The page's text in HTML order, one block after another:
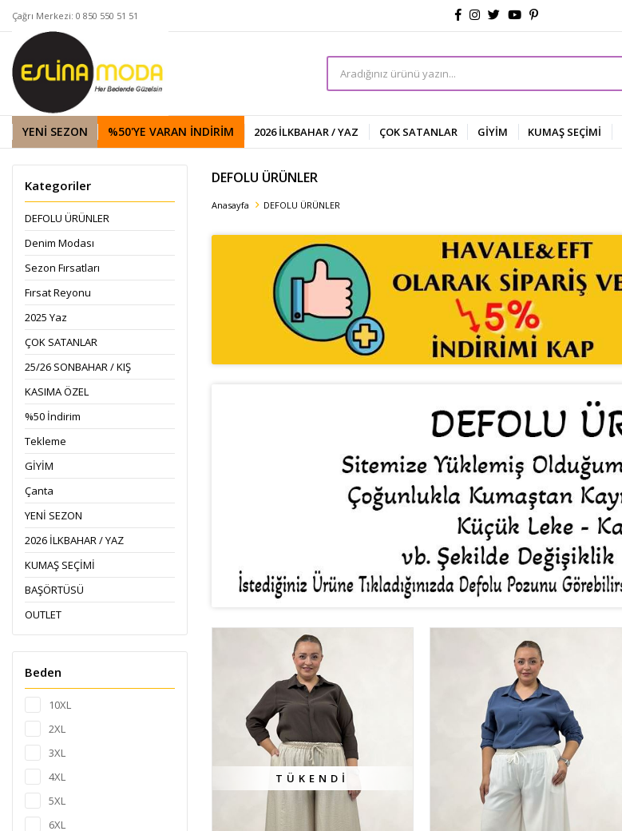
Çağrı Merkezi: 0 850 550 51 51
YENİ SEZON %50'YE VARAN İNDIRIM 2026 İLKBAHAR / YAZ ÇOK SATANLAR GİYİM KUMAŞ SEÇİMİ
Kategoriler
DEFOLU ÜRÜNLER
Denim Modası
Sezon Fırsatları
Fırsat Reyonu
2025 Yaz
ÇOK SATANLAR
25/26 SONBAHAR / KIŞ
KASIMA ÖZEL
%50 İndirim
Tekleme
GİYİM
Çanta
YENİ SEZON
2026 İLKBAHAR / YAZ
KUMAŞ SEÇİMİ
BAŞÖRTÜSÜ
OUTLET
Beden
10XL
2XL
3XL
4XL
5XL
6XL
DEFOLU ÜRÜNLER
Anasayfa DEFOLU ÜRÜNLER
TÜKENDI